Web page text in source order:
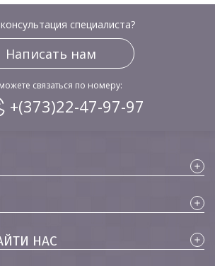
специалиста?
Написать нам
связаться по номеру:
+(373)22-47-97-97
НАС